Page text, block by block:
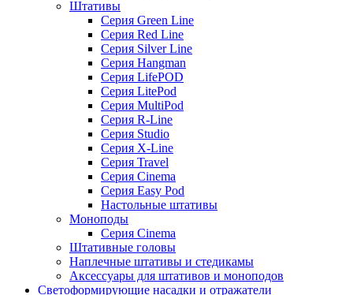
Штативы
Серия Green Line
Серия Red Line
Серия Silver Line
Серия Hangman
Серия LifePOD
Серия LitePod
Серия MultiPod
Серия R-Line
Серия Studio
Серия X-Line
Серия Travel
Серия Cinema
Серия Easy Pod
Настольные штативы
Моноподы
Серия Cinema
Штативные головы
Наплечные штативы и стедикамы
Аксессуары для штативов и моноподов
Светоформирующие насадки и отражатели